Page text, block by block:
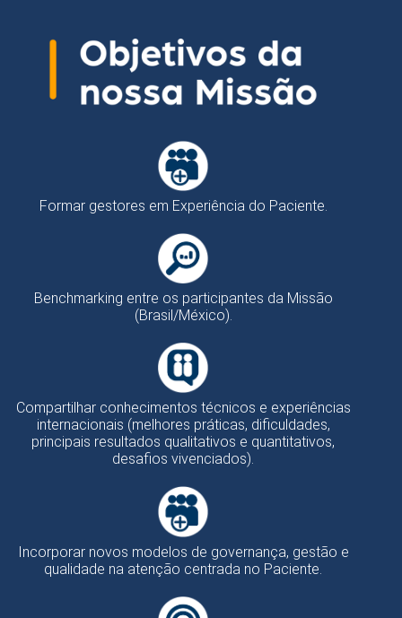
Formar gestores em Experiência do Paciente.
Benchmarking entre os participantes da Missão
(Brasil/México).
Compartilhar conhecimentos técnicos e experiências
internacionais (melhores práticas, dificuldades,
principais resultados qualitativos e quantitativos,
desafios vivenciados).
Incorporar novos modelos de governança, gestão e
qualidade na atenção centrada no Paciente.